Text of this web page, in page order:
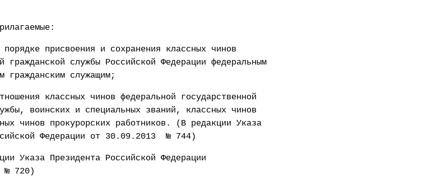
присвоения и сохранения классных чинов
гражданской службы Российской Федерации федеральным
гражданским служащим;
классных чинов федеральной государственной
воинских и специальных званий, классных чинов
чинов прокурорских работников. (В редакции Указа
Федерации от 30.09.2013 № 744)
Указа Президента Российской Федерации
№ 720)